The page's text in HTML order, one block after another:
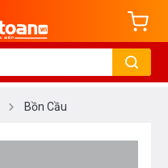
Bồn Cầu